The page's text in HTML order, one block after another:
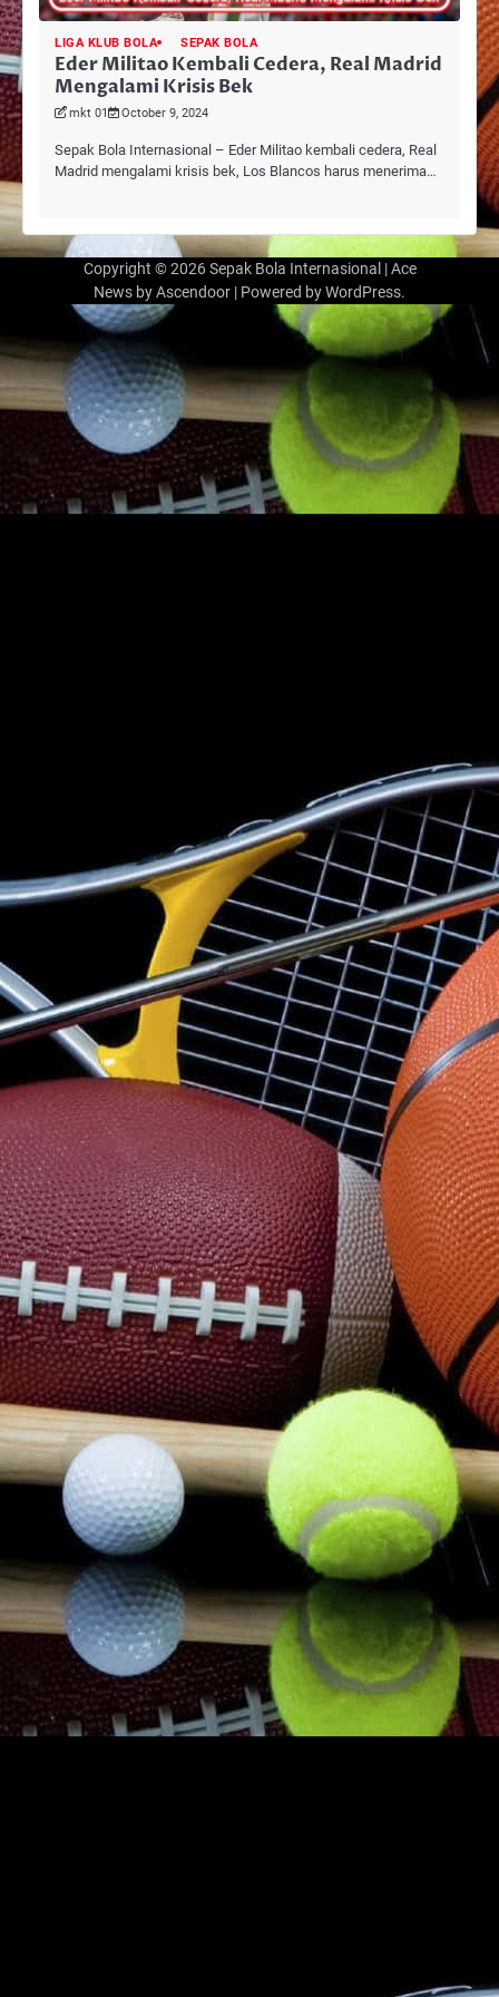
LIGA KLUB BOLA SEPAK BOLA
Eder Militao Kembali Cedera, Real Madrid
Mengalami Krisis Bek
mkt 01 October 9, 2024
Sepak Bola Internasional – Eder Militao kembali cedera, Real
Madrid mengalami krisis bek, Los Blancos harus menerima…
Copyright © 2026Sepak Bola Internasional | Ace
News byAscendoor | Powered byWordPress.